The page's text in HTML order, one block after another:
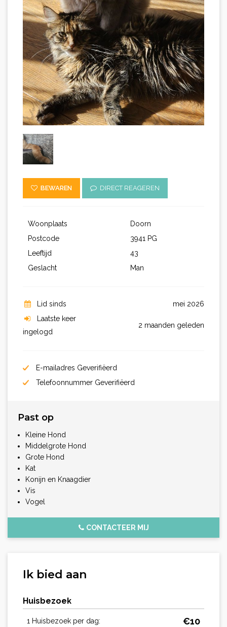
BEWAREN DIRECT REAGEREN
Woonplaats
Doorn
Postcode
3941 PG
Leeftijd
43
Geslacht
Man
Lid sinds
mei 2026
Laatste keer
ingelogd
2 maanden geleden
E-mailadres Geverifiëerd
Telefoonnummer Geverifiëerd
Past op
Kleine Hond
Middelgrote Hond
Grote Hond
Kat
Konijn en Knaagdier
Vis
Vogel
CONTACTEER MIJ
Ik bied aan
Huisbezoek
1 Huisbezoek per dag: €10